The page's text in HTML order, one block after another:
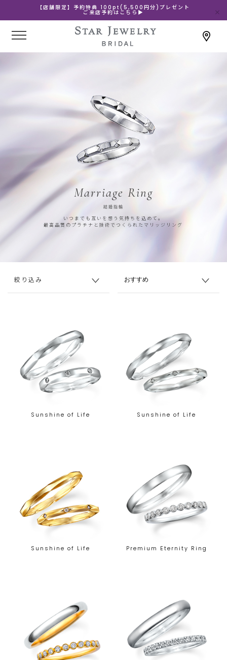
【店舗限定】予約特典 100pt(5,500円分)プレゼント
ご来店予約はこちら▶
Marriage Ring
結婚指輪
いつまでも互いを想う気持ちを込めて。
最高品質のプラチナと技術でつくられたマリッジリング
絞り込み
Sunshine of Life Sunshine of Life
Sunshine of Life Premium Eternity Ring